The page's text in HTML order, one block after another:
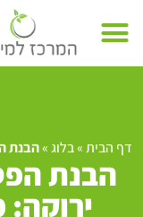
דף הבית»בלוג»הבנת
הבנת